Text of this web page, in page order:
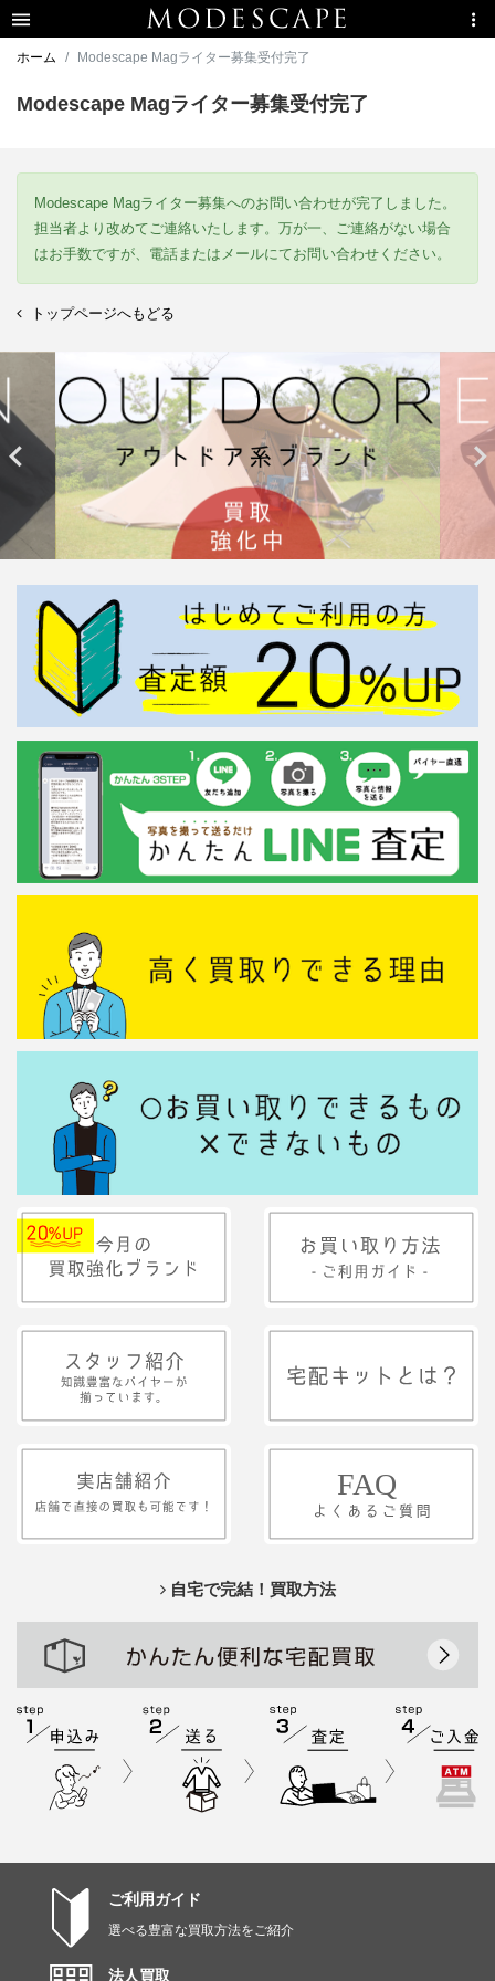
ホーム Modescape Magライター募集受付完了
Modescape Magライター募集受付完了
Modescape Magライター募集へのお問い合わせが完了しました。
担当者より改めてご連絡いたします。万が一、ご連絡がない場合
はお手数ですが、電話またはメールにてお問い合わせください。
トップページへもどる
 
自宅で完結！買取方法
ご利用ガイド
選べる豊富な買取方法をご紹介
法人買取